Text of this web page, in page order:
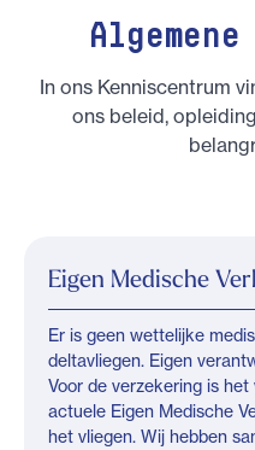
In ons Kenniscentrum
ons beleid,
Eigen Medische
Er is geen wettelijke
deltavliegen. Eigen
Voor de verzekering is
actuele Eigen Medische
het vliegen. Wij hebben